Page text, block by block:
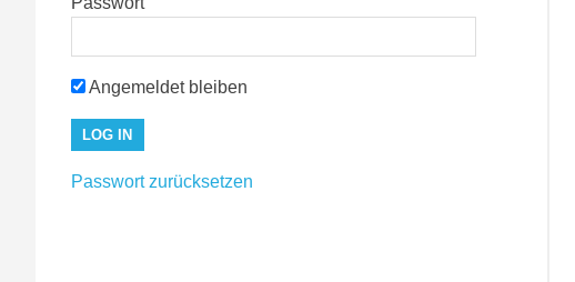
Angemeldet bleiben
Passwort zurücksetzen